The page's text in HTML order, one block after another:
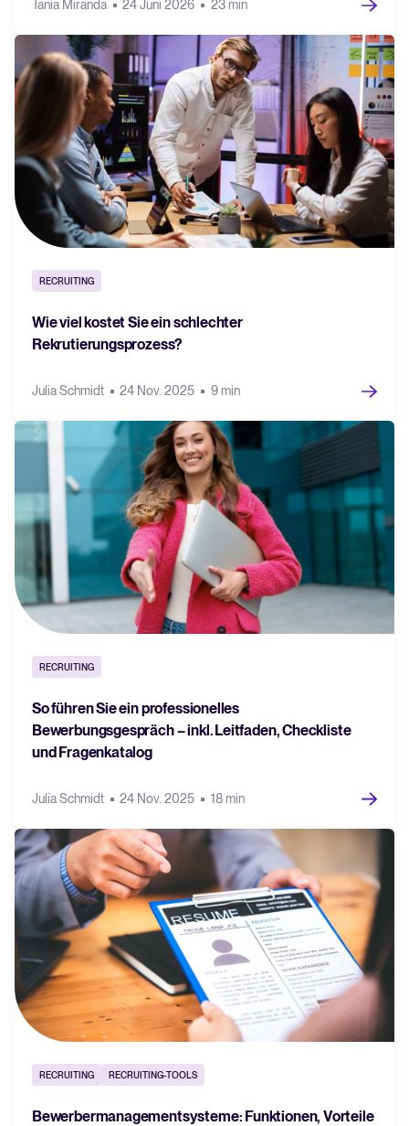
Tania Miranda 24 Juni 2026 23 min
RECRUITING
Wie viel kostet Sie ein schlechter
Rekrutierungsprozess?
Julia Schmidt 24 Nov. 2025 9 min
RECRUITING
So führen Sie ein professionelles
Bewerbungsgespräch – inkl. Leitfaden, Checkliste
und Fragenkatalog
Julia Schmidt 24 Nov. 2025 18 min
RECRUITING RECRUITING-TOOLS
Bewerbermanagementsysteme: Funktionen, Vorteile